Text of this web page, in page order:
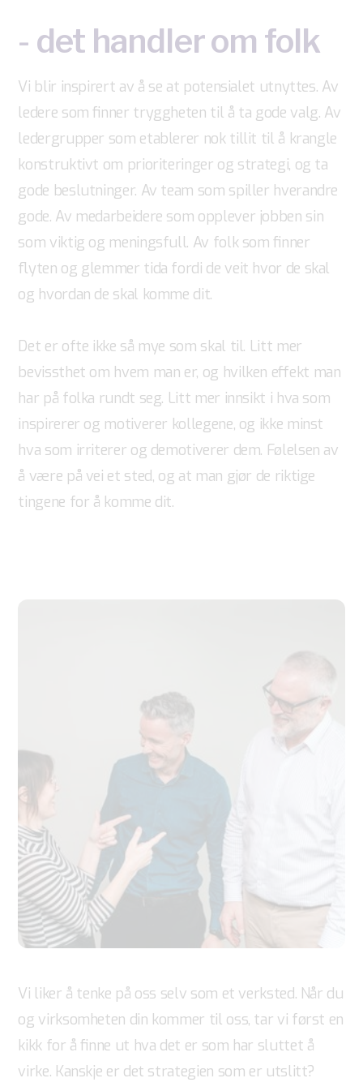
- det handler om folk
Vi blir inspirert av å se at potensialet utnyttes. Av
ledere som finner tryggheten til å ta gode valg. Av
ledergrupper som etablerer nok tillit til å krangle
konstruktivt om prioriteringer og strategi, og ta
gode beslutninger. Av team som spiller hverandre
gode. Av medarbeidere som opplever jobben sin
som viktig og meningsfull. Av folk som finner
flyten og glemmer tida fordi de veit hvor de skal
og hvordan de skal komme dit.
Det er ofte ikke så mye som skal til. Litt mer
bevissthet om hvem man er, og hvilken effekt man
har på folka rundt seg. Litt mer innsikt i hva som
inspirerer og motiverer kollegene, og ikke minst
hva som irriterer og demotiverer dem. Følelsen av
å være på vei et sted, og at man gjør de riktige
tingene for å komme dit.
Vi liker å tenke på oss selv som et verksted. Når du
og virksomheten din kommer til oss, tar vi først en
kikk for å finne ut hva det er som har sluttet å
virke. Kanskje er det strategien som er utslitt?